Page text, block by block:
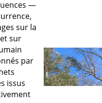
—
sur la
sur
par
issus